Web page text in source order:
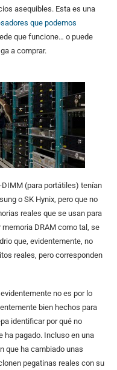
asequibles. Esta es una
que podemos
que funcione… o puede
a comprar.
(para portátiles) tenían
o SK Hynix, pero que no
reales que se usan para
DRAM como tal, se
que, evidentemente, no
reales, pero corresponden
no es por lo
bien hechos para
identificar por qué no
ha pagado. Incluso en una
que ha cambiado unas
pegatinas reales con su